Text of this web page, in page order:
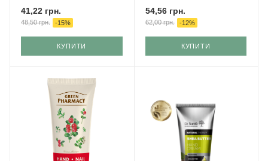
41,22 грн.
48,50грн. -15%
КУПИТИ
54,56грн.
62,00грн. -12%
КУПИТИ